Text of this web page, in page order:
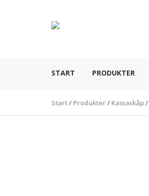
START PRODUKTER
Start/ Produkter/ Kassaskåp/